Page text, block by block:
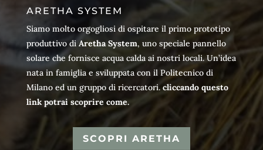
ARETHA SYSTEM
Siamo molto orgogliosi di ospitare il primo prototipo
produttivo di Aretha System, uno speciale pannello
solare che fornisce acqua calda ai nostri locali. Un’idea
nata in famiglia e sviluppata con il Politecnico di
Milano ed un gruppo di ricercatori. cliccando questo
link potrai scoprire come.
SCOPRI ARETHA